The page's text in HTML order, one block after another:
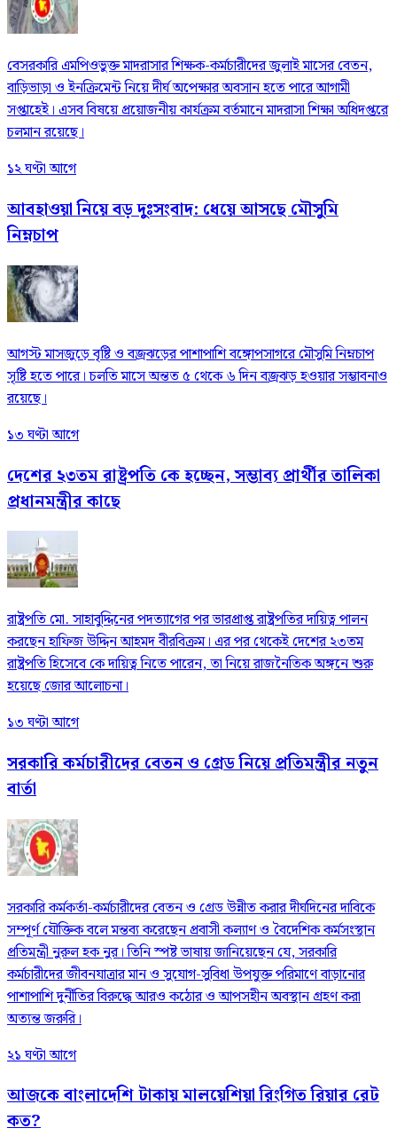
বেসরকারি এমপিওভুক্ত মাদরাসার শিক্ষক-কর্মচারীদের জুলাই মাসের বেতন,
বাড়িভাড়া ও ইনক্রিমেন্ট নিয়ে দীর্ঘ অপেক্ষার অবসান হতে পারে আগামী
সপ্তাহেই। এসব বিষয়ে প্রয়োজনীয় কার্যক্রম বর্তমানে মাদরাসা শিক্ষা অধিদপ্তরে
চলমান রয়েছে।
১২ ঘণ্টা আগে
আবহাওয়া নিয়ে বড় দুঃসংবাদ: ধেয়ে আসছে মৌসুমি
নিম্নচাপ
আগস্ট মাসজুড়ে বৃষ্টি ও বজ্রঝড়ের পাশাপাশি বঙ্গোপসাগরে মৌসুমি নিম্নচাপ
সৃষ্টি হতে পারে। চলতি মাসে অন্তত ৫ থেকে ৬ দিন বজ্রঝড় হওয়ার সম্ভাবনাও
রয়েছে।
১৩ ঘণ্টা আগে
দেশের ২৩তম রাষ্ট্রপতি কে হচ্ছেন, সম্ভাব্য প্রার্থীর তালিকা
প্রধানমন্ত্রীর কাছে
রাষ্ট্রপতি মো. সাহাবুদ্দিনের পদত্যাগের পর ভারপ্রাপ্ত রাষ্ট্রপতির দায়িত্ব পালন
করছেন হাফিজ উদ্দিন আহমদ বীরবিক্রম। এর পর থেকেই দেশের ২৩তম
রাষ্ট্রপতি হিসেবে কে দায়িত্ব নিতে পারেন, তা নিয়ে রাজনৈতিক অঙ্গনে শুরু
হয়েছে জোর আলোচনা।
১৩ ঘণ্টা আগে
সরকারি কর্মচারীদের বেতন ও গ্রেড নিয়ে প্রতিমন্ত্রীর নতুন
বার্তা
সরকারি কর্মকর্তা-কর্মচারীদের বেতন ও গ্রেড উন্নীত করার দীর্ঘদিনের দাবিকে
সম্পূর্ণ যৌক্তিক বলে মন্তব্য করেছেন প্রবাসী কল্যাণ ও বৈদেশিক কর্মসংস্থান
প্রতিমন্ত্রী নুরুল হক নুর। তিনি স্পষ্ট ভাষায় জানিয়েছেন যে, সরকারি
কর্মচারীদের জীবনযাত্রার মান ও সুযোগ-সুবিধা উপযুক্ত পরিমাণে বাড়ানোর
পাশাপাশি দুর্নীতির বিরুদ্ধে আরও কঠোর ও আপসহীন অবস্থান গ্রহণ করা
অত্যন্ত জরুরি।
২১ ঘণ্টা আগে
আজকে বাংলাদেশি টাকায় মালয়েশিয়া রিংগিত রিয়ার রেট
কত?